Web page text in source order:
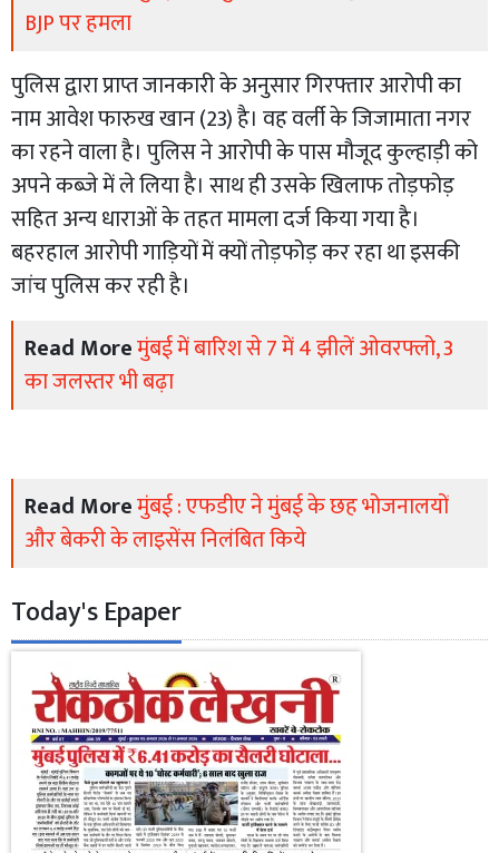
BJP पर हमला
पुलिस द्वारा प्राप्त जानकारी के अनुसार गिरफ्तार आरोपी का
नाम आवेश फारुख खान (23) है। वह वर्ली के जिजामाता नगर
का रहने वाला है। पुलिस ने आरोपी के पास मौजूद कुल्हाड़ी को
अपने कब्जे में ले लिया है। साथ ही उसके खिलाफ तोड़फोड़
सहित अन्य धाराओं के तहत मामला दर्ज किया गया है।
बहरहाल आरोपी गाड़ियों में क्यों तोड़फोड़ कर रहा था इसकी
जांच पुलिस कर रही है।
Read Moreमुंबई में बारिश से 7 में 4 झीलें ओवरफ्लो, 3
का जलस्तर भी बढ़ा
Read Moreमुंबई : एफडीए ने मुंबई के छह भोजनालयों
और बेकरी के लाइसेंस निलंबित किये
Today's Epaper